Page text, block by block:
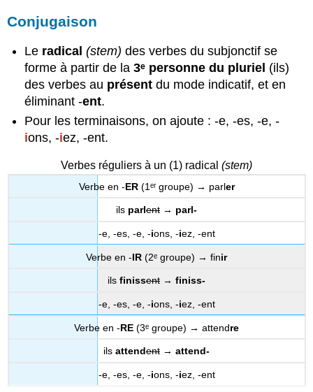
Conjugaison
Le radical (stem) des verbes du subjonctif se
forme à partir de la3ᵉ personne du pluriel (ils)
des verbes au présent du mode indicatif, et en
éliminant -ent.
Pour les terminaisons, on ajoute : -e, -es, -e, -
ions, -iez, -ent.
Verbes réguliers à un (1) radical (stem)
Verbe en -ER(1ᵉʳ groupe) → parler
ils parlent → parl-
-e, -es, -e, -ions, -iez, -ent
Verbe en -IR (2ᵉ groupe) → finir
ils finissent → finiss-
-e, -es, -e, -ions, -iez, -ent
Verbe en -RE (3ᵉ groupe) → attendre
ils attendent → attend-
-e, -es, -e, -ions, -iez, -ent